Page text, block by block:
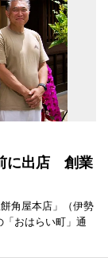
に出店 創業
角屋本店」（伊勢
おはらい町」通